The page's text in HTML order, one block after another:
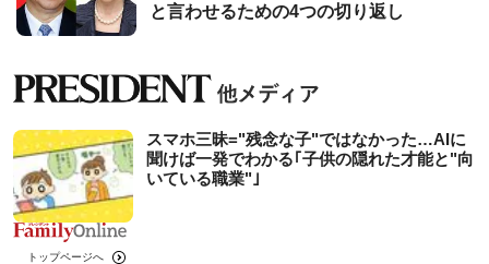
と言わせるための4つの切り返し
スマホ三昧="残念な子"ではなかった…AIに
聞けば一発でわかる｢子供の隠れた才能と"向
いている職業"｣
トップページへ